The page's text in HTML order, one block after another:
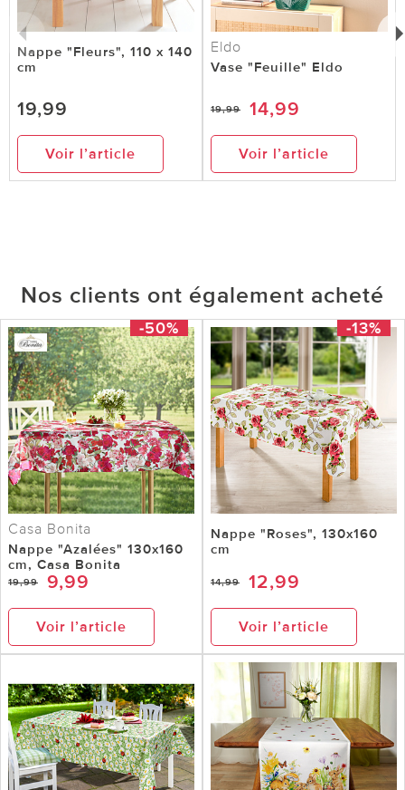
Nappe "Fleurs", 110 x 140
cm
19,99
Voir l’article
Eldo
Vase "Feuille" Eldo
19,99 14,99
Voir l’article
Nos clients ont également acheté
-50%
Casa Bonita
Nappe "Azalées" 130x160
cm, Casa Bonita
19,99 9,99
Voir l’article
-13%
Nappe "Roses", 130x160
cm
14,99 12,99
Voir l’article